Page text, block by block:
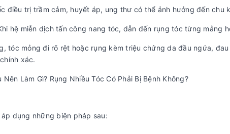
điều trị trầm cảm, huyết áp, ung thư có thể ảnh hưởng đến chu
hệ miễn dịch tấn công nang tóc, dẫn đến rụng tóc từng mảng
tóc mỏng đi rõ rệt hoặc rụng kèm triệu chứng da đầu ngứa, đau
xác.
dụng những biện pháp sau: